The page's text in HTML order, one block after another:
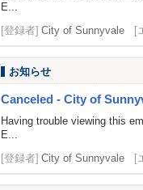
E...
[登録者] City of Sunnyvale [
お知らせ
Canceled - City of
Having trouble viewing this
E...
[登録者] City of Sunnyvale [